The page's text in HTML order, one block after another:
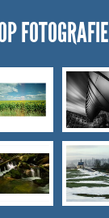
FOTOGRAFIE